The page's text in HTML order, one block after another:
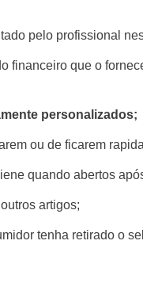
pelo profissional
financeiro que o
personalizados;
ou de ficarem
quando abertos
artigos;
tenha retirado o